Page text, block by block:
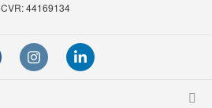
CVR: 44169134